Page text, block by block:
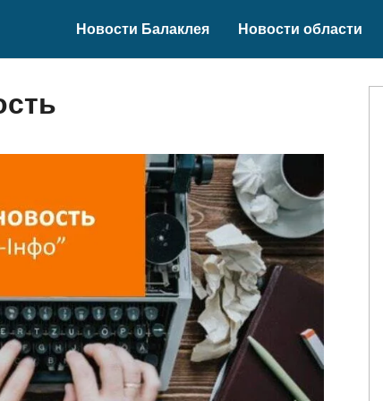
Новости Балаклея Новости области